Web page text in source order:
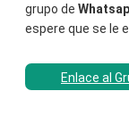
grupo de
espere que se le
Enlace al